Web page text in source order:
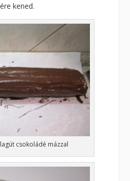
kened.
csokoládé mázzal